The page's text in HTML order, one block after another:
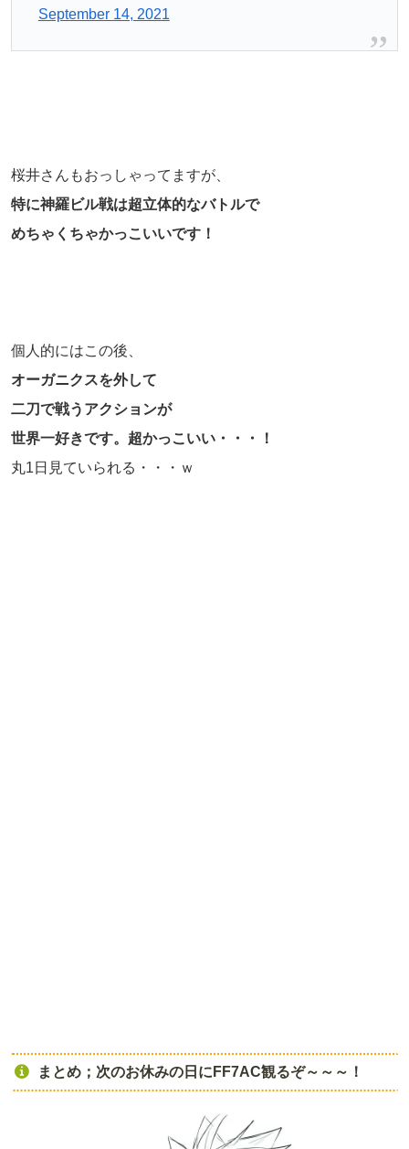
September 14, 2021
桜井さんもおっしゃってますが、
特に神羅ビル戦は超立体的なバトルで
めちゃくちゃかっこいいです！
個人的にはこの後、
オーガニクスを外して
二刀で戦うアクションが
世界一好きです。超かっこいい・・・！
丸1日見ていられる・・・ｗ
まとめ；次のお休みの日にFF7AC観るぞ～～～！